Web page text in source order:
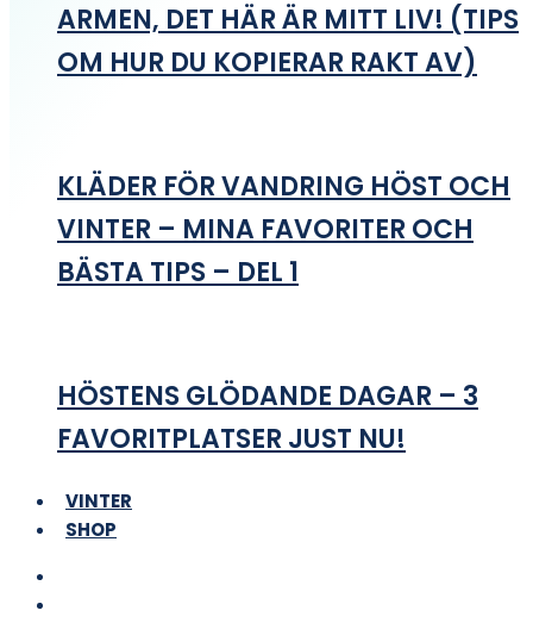
ARMEN, DET HÄR ÄR MITT LIV! (TIPS
OM HUR DU KOPIERAR RAKT AV)
KLÄDER FÖR VANDRING HÖST OCH
VINTER – MINA FAVORITER OCH
BÄSTA TIPS – DEL 1
HÖSTENS GLÖDANDE DAGAR – 3
FAVORITPLATSER JUST NU!
VINTER
SHOP